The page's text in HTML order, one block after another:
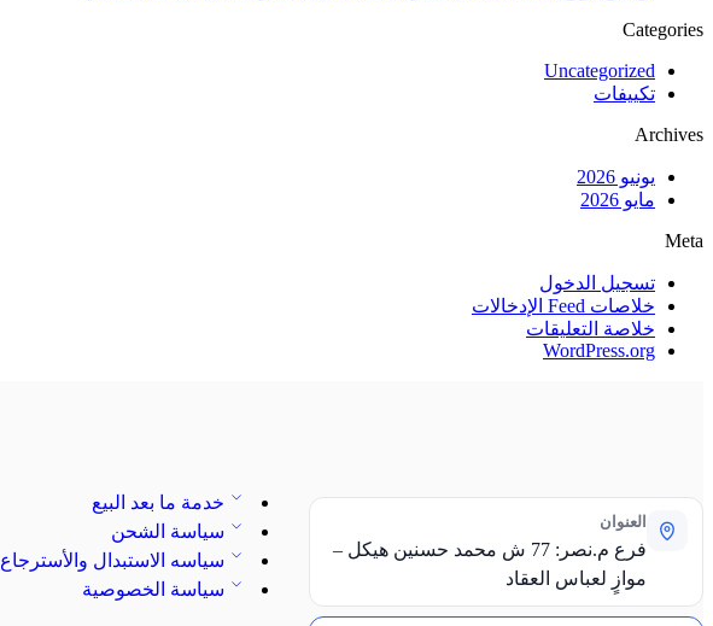
Categories
Uncategorized
تكييفات
Archives
يونيو 2026
مايو 2026
Meta
تسجيل الدخول
خلاصات Feed الإدخالات
خلاصة التعليقات
WordPress.org
العنوان
فرع م.نصر: 77 ش محمد حسنين هيكل –
موازٍ لعباس العقاد
خدمة ما بعد البيع
سياسة الشحن
سياسه الاستبدال والأسترجاع
سياسة الخصوصية